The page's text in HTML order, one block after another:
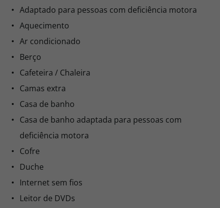
Adaptado para pessoas com deficiência motora
Aquecimento
Ar condicionado
Berço
Cafeteira / Chaleira
Camas extra
Casa de banho
Casa de banho adaptada para pessoas com
deficiência motora
Cofre
Duche
Internet sem fios
Leitor de DVDs